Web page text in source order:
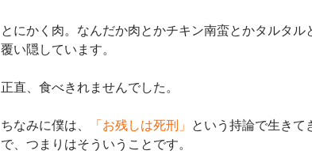
とにかく肉。なんだか肉とかチキン南蛮とかタルタル
覆い隠しています。
正直、食べきれませんでした。
ちなみに僕は、 「お残しは死刑」 という持論で生きて
で、つまりはそういうことです。